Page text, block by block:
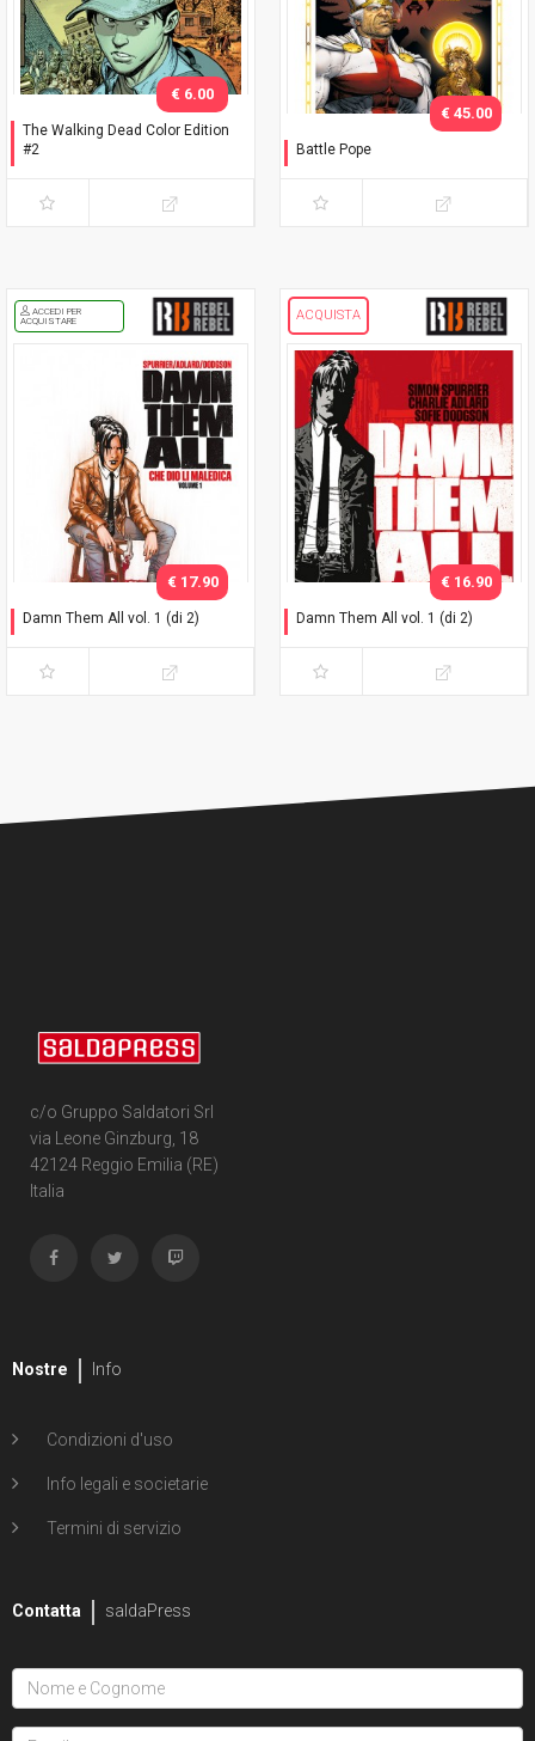
The Walking Dead Color Edition
#2
€ 6.00
Battle Pope
€ 45.00
ACCEDI PER
ACQUISTARE
Damn Them All vol. 1 (di 2)
€ 17.90
ACQUISTA
Damn Them All vol. 1 (di 2)
€ 16.90
c/o Gruppo Saldatori Srl
via Leone Ginzburg, 18
42124 Reggio Emilia (RE)
Italia
Nostre Info
Condizioni d'uso
Info legali e societarie
Termini di servizio
Contatta saldaPress